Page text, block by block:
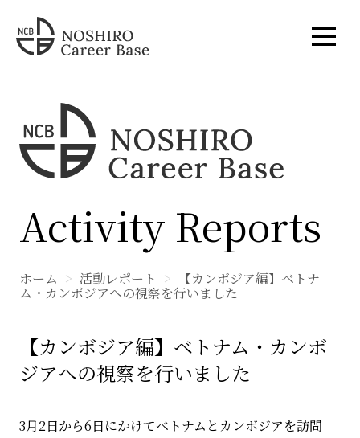
Activity Reports
ホーム 活動レポート 【カンボジア編】ベトナ
ム・カンボジアへの視察を行いました
【カンボジア編】ベトナム・カンボ
ジアへの視察を行いました
3月2日から6日にかけてベトナムとカンボジアを訪問